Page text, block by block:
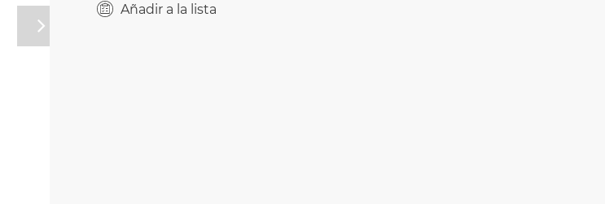
Añadir a la lista